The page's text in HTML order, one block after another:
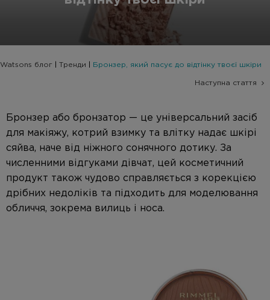
Watsons блог Тренди Бронзер, який пасує до відтінку твоєї шкіри
Наступна стаття
Бронзер або бронзатор — це універсальний засіб
для макіяжу, котрий взимку та влітку надає шкірі
сяйва, наче від ніжного сонячного дотику. За
численними відгуками дівчат, цей косметичний
продукт також чудово справляється з корекцією
дрібних недоліків та підходить для моделювання
обличчя, зокрема вилиць і носа.